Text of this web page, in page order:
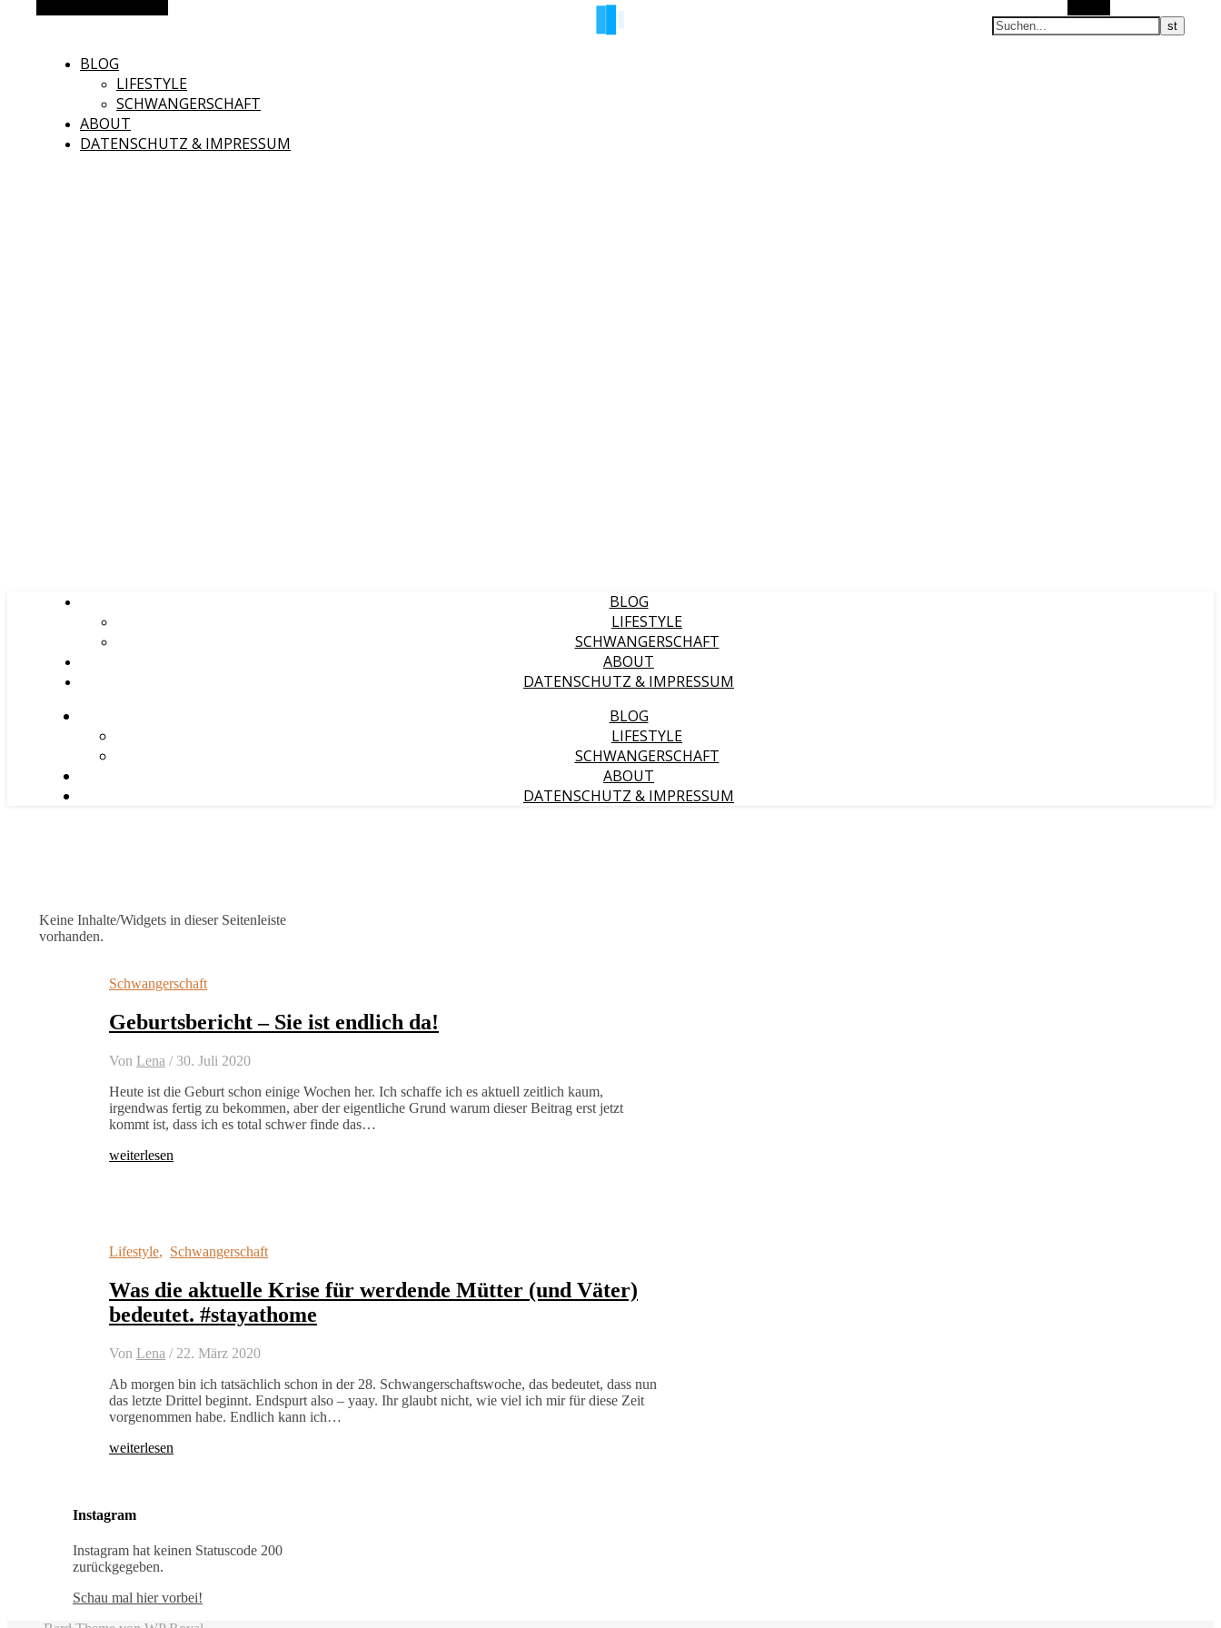
BLOG
LIFESTYLE
SCHWANGERSCHAFT
ABOUT
DATENSCHUTZ & IMPRESSUM
BLOG
LIFESTYLE
SCHWANGERSCHAFT
ABOUT
DATENSCHUTZ & IMPRESSUM
BLOG
LIFESTYLE
SCHWANGERSCHAFT
ABOUT
DATENSCHUTZ & IMPRESSUM
Keine Inhalte/Widgets in dieser Seitenleiste
vorhanden.
Schwangerschaft
Geburtsbericht – Sie ist endlich da!
Von Lena / 30. Juli 2020
Heute ist die Geburt schon einige Wochen her. Ich schaffe ich es aktuell zeitlich kaum,
irgendwas fertig zu bekommen, aber der eigentliche Grund warum dieser Beitrag erst jetzt
kommt ist, dass ich es total schwer finde das…
weiterlesen
Lifestyle, Schwangerschaft
Was die aktuelle Krise für werdende Mütter (und Väter)
bedeutet. #stayathome
Von Lena / 22. März 2020
Ab morgen bin ich tatsächlich schon in der 28. Schwangerschaftswoche, das bedeutet, dass nun
das letzte Drittel beginnt. Endspurt also – yaay. Ihr glaubt nicht, wie viel ich mir für diese Zeit
vorgenommen habe. Endlich kann ich…
weiterlesen
Instagram
Instagram hat keinen Statuscode 200
zurückgegeben.
Schau mal hier vorbei!